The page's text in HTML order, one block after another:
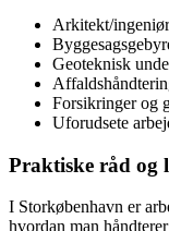
Arkitekt/
Geoteknisk
Forsikringer og
Uforudsete
Praktiske råd og
I Storkøbenhavn er
hvordan man